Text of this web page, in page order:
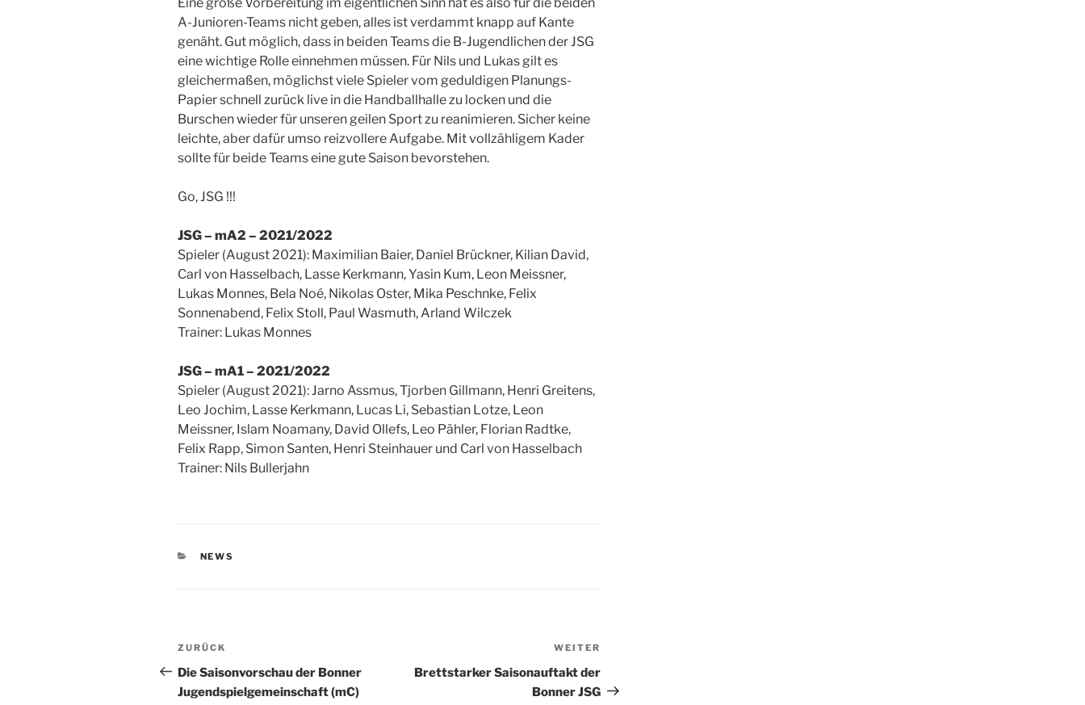
A-Junioren-Teams nicht geben, alles ist verdammt knapp auf Kante
genäht. Gut möglich, dass in beiden Teams die B-Jugendlichen der JSG
eine wichtige Rolle einnehmen müssen. Für Nils und Lukas gilt es
gleichermaßen, möglichst viele Spieler vom geduldigen Planungs-
Papier schnell zurück live in die Handballhalle zu locken und die
Burschen wieder für unseren geilen Sport zu reanimieren. Sicher keine
leichte, aber dafür umso reizvollere Aufgabe. Mit vollzähligem Kader
sollte für beide Teams eine gute Saison bevorstehen.
Go, JSG !!!
JSG – mA2 – 2021/2022
Spieler (August 2021): Maximilian Baier, Daniel Brückner, Kilian David,
Carl von Hasselbach, Lasse Kerkmann, Yasin Kum, Leon Meissner,
Lukas Monnes, Bela Noé, Nikolas Oster, Mika Peschnke, Felix
Sonnenabend, Felix Stoll, Paul Wasmuth, Arland Wilczek
Trainer: Lukas Monnes
JSG – mA1 – 2021/2022
Spieler (August 2021): Jarno Assmus, Tjorben Gillmann, Henri Greitens,
Leo Jochim, Lasse Kerkmann, Lucas Li, Sebastian Lotze, Leon
Meissner, Islam Noamany, David Ollefs, Leo Pähler, Florian Radtke,
Felix Rapp, Simon Santen, Henri Steinhauer und Carl von Hasselbach
Trainer: Nils Bullerjahn
KATEGORIEN
NEWS
Beitragsnavigation
Vorheriger
Beitrag
ZURÜCK
Die Saisonvorschau der Bonner
Jugendspielgemeinschaft (mC)
Beitrag
WEITER
Brettstarker Saisonauftakt der
Bonner JSG